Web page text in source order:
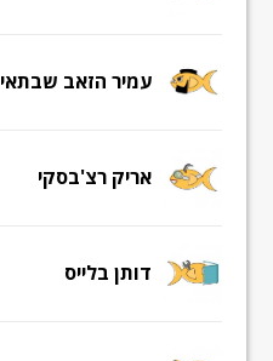
עמיר הזאב שבתאי
אריק רצ'בסקי
דותן בלייס